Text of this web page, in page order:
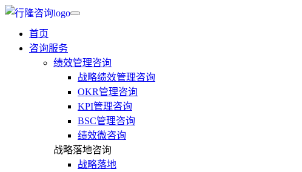
首页
咨询服务
绩效管理咨询
战略绩效管理咨询
OKR管理咨询
KPI管理咨询
BSC管理咨询
绩效微咨询
战略落地咨询
战略落地